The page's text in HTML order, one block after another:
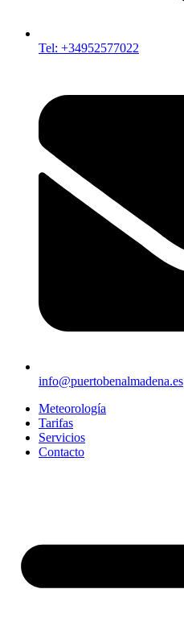
Tel: +34952577022
info@puertobenalmadena.es
Meteorología
Tarifas
Servicios
Contacto